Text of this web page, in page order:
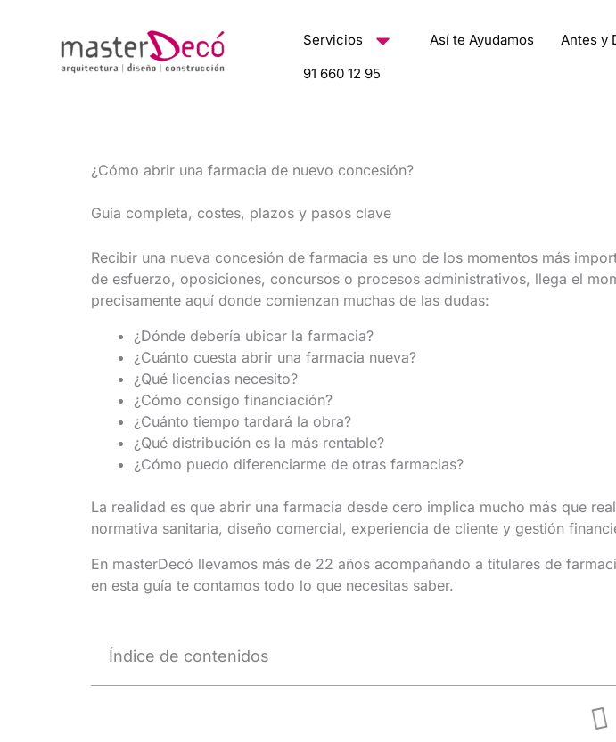
Servicios Así te Ayudamos Antes y
91 660 12 95
¿Cómo abrir una farmacia de nuevo concesión?
Guía completa, costes, plazos y pasos clave
Recibir una nueva concesión de farmacia es uno de los momentos más
de esfuerzo, oposiciones, concursos o procesos administrativos, llega el
precisamente aquí donde comienzan muchas de las dudas:
¿Dónde debería ubicar la farmacia?
¿Cuánto cuesta abrir una farmacia nueva?
¿Qué licencias necesito?
¿Cómo consigo financiación?
¿Cuánto tiempo tardará la obra?
¿Qué distribución es la más rentable?
¿Cómo puedo diferenciarme de otras farmacias?
La realidad es que abrir una farmacia desde cero implica mucho más que
normativa sanitaria, diseño comercial, experiencia de cliente y gestión
En masterDecó llevamos más de 22 años acompañando a titulares de
en esta guía te contamos todo lo que necesitas saber.
Índice de contenidos